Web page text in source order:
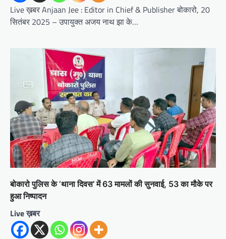
Live ख़बर Anjaan Jee : Editor in Chief & Publisher बोकारो, 20
सितंबर 2025 – उपायुक्त अजय नाथ झा के…
बोकारो पुलिस के ‘थाना दिवस’ में 63 मामलों की सुनवाई, 53 का मौके पर
हुआ निष्पादन
Live ख़बर